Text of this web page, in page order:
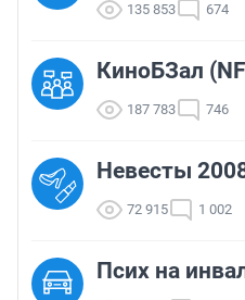
135 853 674
КиноБЗал
187 783 746
Невесты
72 915 1 002
Псих на